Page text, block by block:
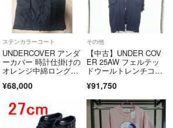
ステンカラーコート
UNDERCOVER アンダ
ーカバー 時計仕掛けの
オレンジ中綿ロングコ
¥68,000
その他
【中古】UNDER COV
ER 25AW フェルテッ
ドウールトレンチコー
C2E9301 アンダーカバ
¥91,750